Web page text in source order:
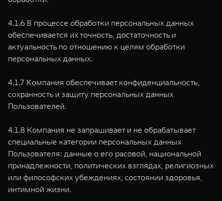
4.1.6 В процессе обработки персональных данных
обеспечивается их точность, достаточность и
актуальность по отношению к целям обработки
персональных данных.
4.1.7 Компания обеспечивает конфиденциальность,
сохранность и защиту персональных данных
Пользователей.
4.1.8 Компания не запрашивает и не обрабатывает
специальные категории персональных данных
Пользователя: данные о его расовой, национальной
принадлежности, политических взглядах, религиозных
или философских убеждениях, состоянии здоровья,
интимной жизни.